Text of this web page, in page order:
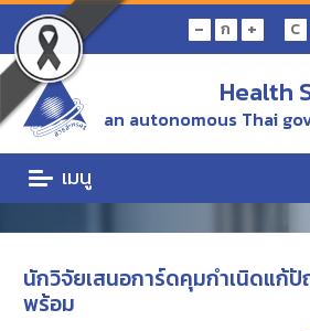
- ก + C
Health
an autonomous Thai
เมนู
Home
ข่าว/ความเคลื่อนไหว
นักวิจัยเสนอการ์ดคุมกำเนิดแก้ปัญหาวัยรุ่นท้องไม่พร้อม
ข่าว/ความเคลื่อนไหว
ข่าว/ความเคลื่อนไหว
นักวิจัยเสนอการ์ดคุมกำเนิดแก้
พร้อม